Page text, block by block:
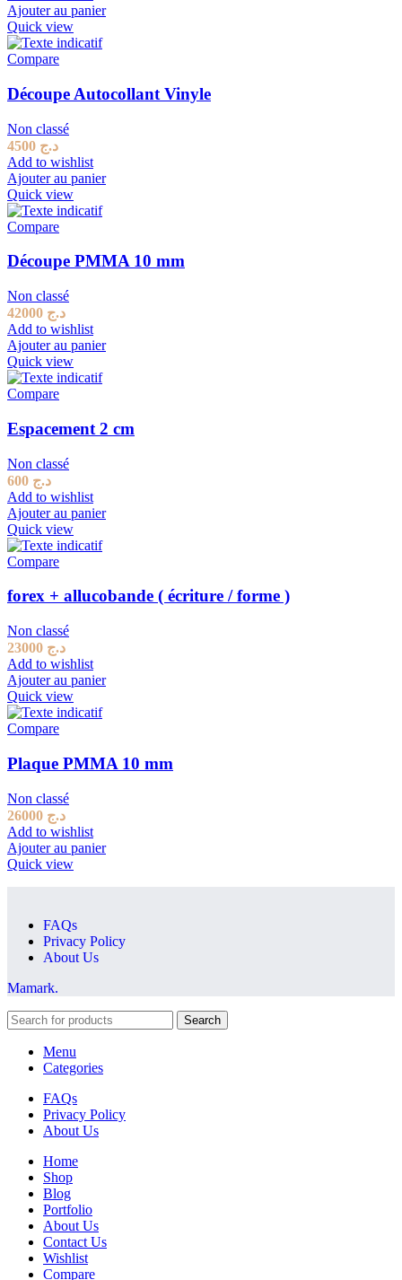
Ajouter au panier
Quick view
Compare
Découpe Autocollant Vinyle
Non classé
د.ج
Add to wishlist
Ajouter au panier
Quick view
Compare
Découpe PMMA 10 mm
Non classé
د.ج
Add to wishlist
Ajouter au panier
Quick view
Compare
Espacement 2 cm
Non classé
د.ج
Add to wishlist
Ajouter au panier
Quick view
Compare
forex + allucobande ( écriture / forme )
Non classé
د.ج
Add to wishlist
Ajouter au panier
Quick view
Compare
Plaque PMMA 10 mm
Non classé
د.ج
Add to wishlist
Ajouter au panier
Quick view
FAQs
Privacy Policy
About Us
Mamark.
Search
Menu
Categories
FAQs
Privacy Policy
About Us
Home
Shop
Blog
Portfolio
About Us
Contact Us
Wishlist
Compare